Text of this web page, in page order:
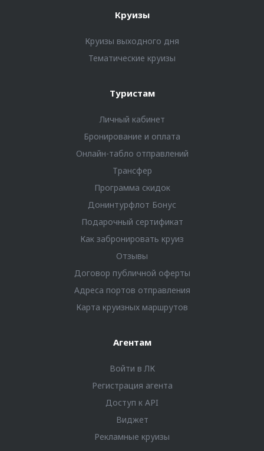
Круизы
Круизы выходного дня
Тематические круизы
Туристам
Личный кабинет
Бронирование и оплата
Онлайн-табло отправлений
Трансфер
Программа скидок
Донинтурфлот Бонус
Подарочный сертификат
Как забронировать круиз
Отзывы
Договор публичной оферты
Адреса портов отправления
Карта круизных маршрутов
Агентам
Войти в ЛК
Регистрация агента
Доступ к API
Виджет
Рекламные круизы